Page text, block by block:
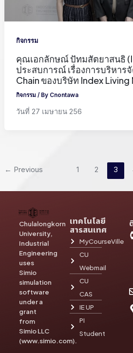
กิจกรรม
คุณเอกลักษณ์ ปัทมสัตยาสนธิ
ประสบการณ์ เรื่องการบริหาร
Chain ของบริษัท Index Living
กิจกรรม / By Cnontawa
วันที่ 27 เมษายน 256
← Previous 1 2 3
Chulalongkorn
University,
Industrial
Engineering
uses
Simio
simulation
software
under a
grant
from
Simio LLC
(www.simio.com).
เทคโนโลยี
สารสนเทศ
MyCourseVille
CU
Webmail
CU
CAS
IE UP
PI
Student